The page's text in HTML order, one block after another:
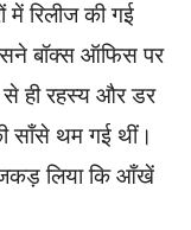
में रिलीज की गई
बॉक्स ऑफिस पर
ही रहस्य और डर
साँसे थम गई थीं।
लिया कि आँखें